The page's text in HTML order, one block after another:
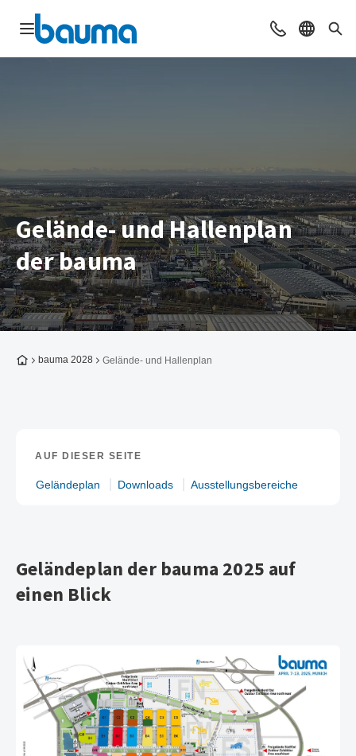
Navigation öffnen Beratung &
Sprache
Gelände- und Hallenplan
der bauma
Zur Startseite
bauma 2028 Gelände- und Hallenplan
AUF DIESER SEITE
Geländeplan Downloads Ausstellungsbereiche
Geländeplan der bauma 2025 auf
einen Blick